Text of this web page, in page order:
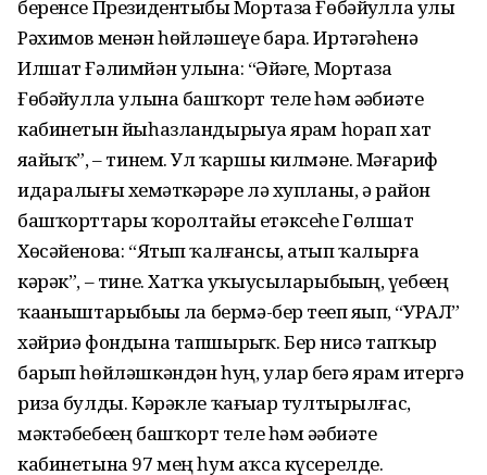
беренсе Президентыбыҙ Мортаза Ғөбәйҙулла улы
Рәхимов менән һөйләшеүе бара. Иртәгәһенә
Илшат Ғәлимйән улына: “Әйҙәгеҙ, Мортаза
Ғөбәйҙулла улына башҡорт теле һәм әҙәбиәте
кабинетын йыһазландырыуҙа ярҙам һорап хат
яҙайыҡ”, – тинем. Ул ҡаршы килмәне. Мәғариф
идаралығы хеҙмәткәрҙәре лә хупланы, ә район
башҡорттары ҡоролтайы етәксеһе Гөлшат
Хөсәйенова: “Ятып ҡалғансы, атып ҡалырға
кәрәк”, – тине. Хатҡа уҡыусыларыбыҙҙың, үҙебеҙҙең
ҡаҙаныштарыбыҙҙы ла бермә-бер теҙеп яҙып, “УРАЛ”
хәйриә фондына тапшырҙыҡ. Бер нисә тапҡыр
барып һөйләшкәндән һуң, улар беҙгә ярҙам итергә
риза булды. Кәрәкле ҡағыҙҙар тултырылғас,
мәктәбебеҙҙең башҡорт теле һәм әҙәбиәте
кабинетына 97 мең һум аҡса күсерелде.